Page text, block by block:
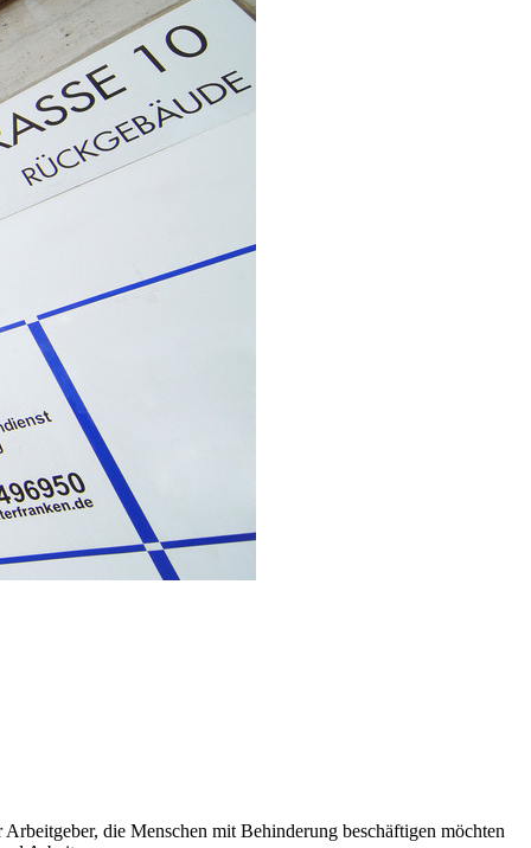
die Menschen mit Behinderung beschäftigen möchten